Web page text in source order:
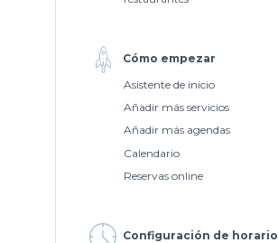
Cómo empezar
Asistente de inicio
Añadir más servicios
Añadir más agendas
Calendario
Reservas online
Configuración de horario